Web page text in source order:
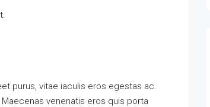
purus, vitae iaculis eros egestas ac.
venenatis eros quis porta